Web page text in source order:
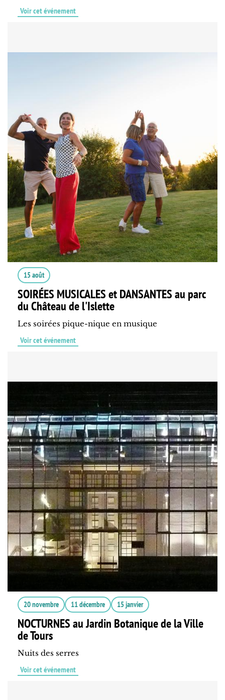
Voir cet événement
15 août
SOIRÉES MUSICALES et DANSANTES au parc
du Château de l'Islette
Les soirées pique-nique en musique
Voir cet événement
20 novembre 11 décembre 15 janvier
NOCTURNES au Jardin Botanique de la Ville
de Tours
Nuits des serres
Voir cet événement